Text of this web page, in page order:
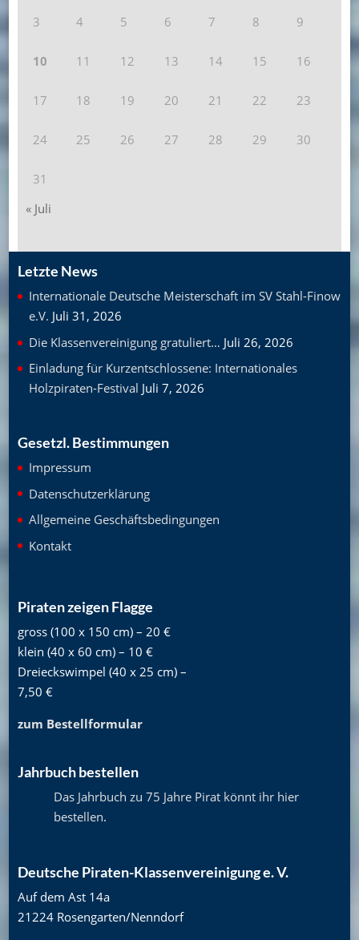
3 4 5 6 7 8 9
10 11 12 13 14 15 16
17 18 19 20 21 22 23
24 25 26 27 28 29 30
31
« Juli
Letzte News
Internationale Deutsche Meisterschaft im SV Stahl-Finow
e.V. Juli 31, 2026
Die Klassenvereinigung gratuliert… Juli 26, 2026
Einladung für Kurzentschlossene: Internationales
Holzpiraten-Festival Juli 7, 2026
Gesetzl. Bestimmungen
Impressum
Datenschutzerklärung
Allgemeine Geschäftsbedingungen
Kontakt
Piraten zeigen Flagge
gross (100 x 150 cm) – 20 €
klein (40 x 60 cm) – 10 €
Dreieckswimpel (40 x 25 cm) –
7,50 €
zum Bestellformular
Jahrbuch bestellen
Das Jahrbuch zu 75 Jahre Pirat könnt ihr hier
bestellen.
Deutsche Piraten-Klassenvereinigung e. V.
Auf dem Ast 14a
21224 Rosengarten/Nenndorf